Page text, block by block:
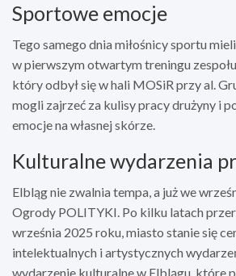
Sportowe emocje
Tego samego dnia miłośnicy sportu
w pierwszym otwartym treningu
który odbył się w hali MOSiR przy al.
mogli zajrzeć za kulisy pracy drużyny i
emocje na własnej skórze.
Kulturalne wydarzenia
Elbląg nie zwalnia tempa, a już we
Ogrody POLITYKI. Po kilku latach
września 2025 roku, miasto stanie się
intelektualnych i artystycznych
wydarzenie kulturalne w Elblągu, które